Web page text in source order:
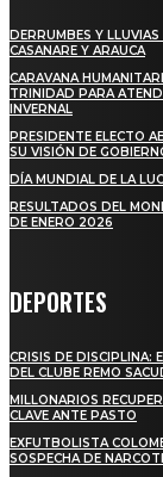
DERRUMBES Y
CASANARE Y ARAUCA
CARAVANA
TRINIDAD PARA
INVERNAL
PRESIDENTE ELECTO
SU VISIÓN DE
DÍA MUNDIAL DE LA
RESULTADOS DEL
DE ENERO 2026
DEPORTES
CRISIS DE DISCIPLINA:
DEL CLUBE REMO
MILLONARIOS
CLAVE ANTE PASTO
EXFUTBOLISTA
SOSPECHA DE